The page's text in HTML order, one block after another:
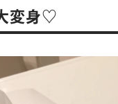
変身♡